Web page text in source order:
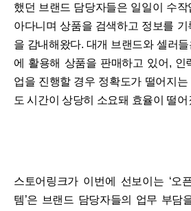
했던 브랜드 담당자들은 일일이 수
아다니며 상품을 검색하고 정보를
을 감내해왔다. 대개 브랜드와 셀러들
에 활용해 상품을 판매하고 있어, 인
업을 진행할 경우 정확도가 떨어지
도 시간이 상당히 소요돼 효율이 떨어
스토어링크가 이번에 선보이는 ‘오
템’은 브랜드 담당자들의 업무 부담